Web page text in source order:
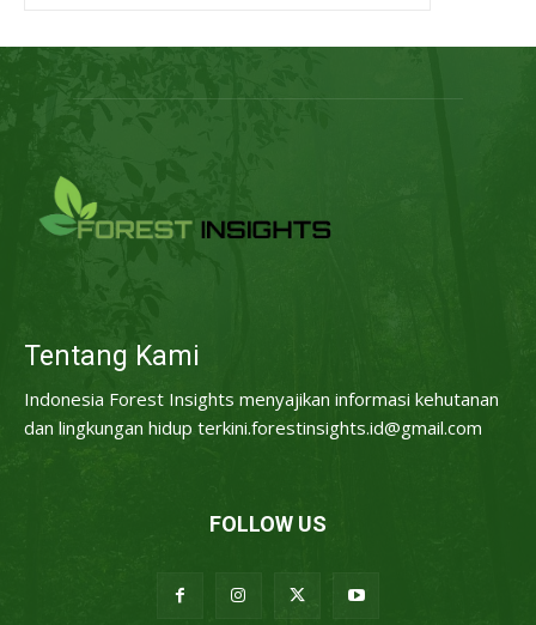
Tentang Kami
Indonesia Forest Insights menyajikan informasi kehutanan
dan lingkungan hidup terkini.forestinsights.id@gmail.com
FOLLOW US